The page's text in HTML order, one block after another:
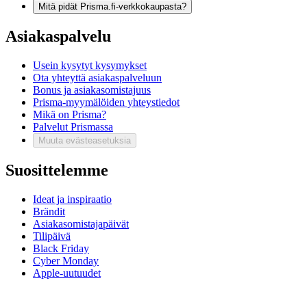
Mitä pidät Prisma.fi-verkkokaupasta?
Asiakaspalvelu
Usein kysytyt kysymykset
Ota yhteyttä asiakaspalveluun
Bonus ja asiakasomistajuus
Prisma-myymälöiden yhteystiedot
Mikä on Prisma?
Palvelut Prismassa
Muuta evästeasetuksia
Suosittelemme
Ideat ja inspiraatio
Brändit
Asiakasomistajapäivät
Tilipäivä
Black Friday
Cyber Monday
Apple-uutuudet